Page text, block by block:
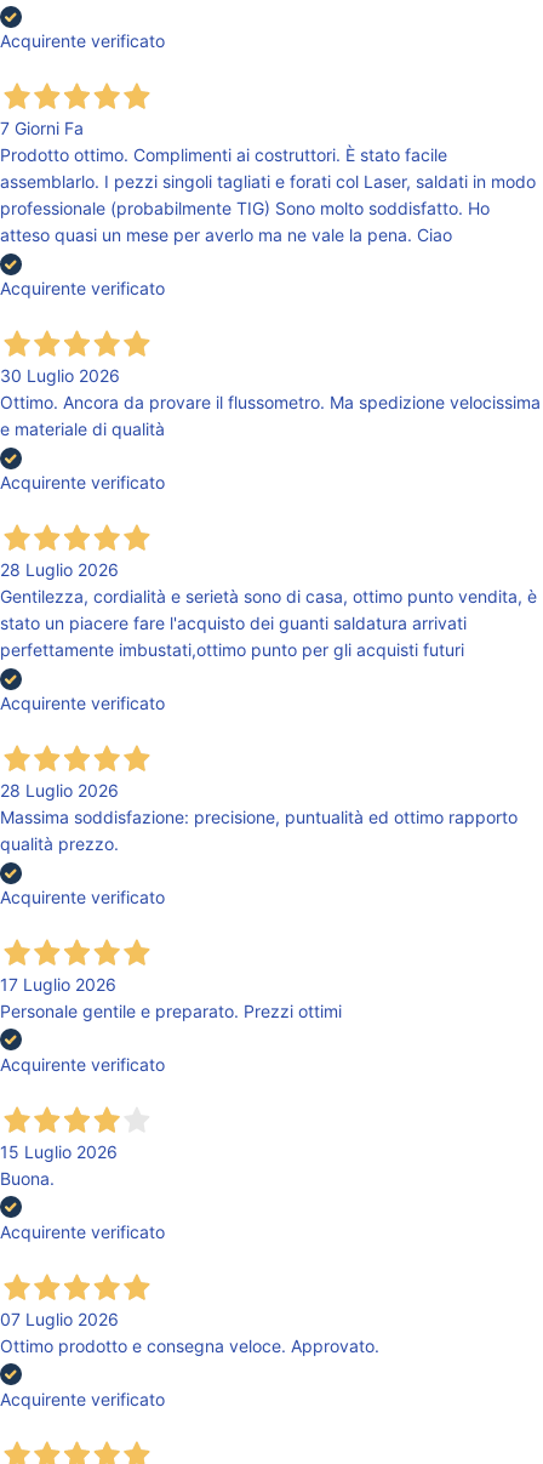
Acquirente verificato
7 Giorni Fa
Prodotto ottimo. Complimenti ai costruttori. È stato facile
assemblarlo. I pezzi singoli tagliati e forati col Laser, saldati in modo
professionale (probabilmente TIG) Sono molto soddisfatto. Ho
atteso quasi un mese per averlo ma ne vale la pena. Ciao
Acquirente verificato
30 Luglio 2026
Ottimo. Ancora da provare il flussometro. Ma spedizione velocissima
e materiale di qualità
Acquirente verificato
28 Luglio 2026
Gentilezza, cordialità e serietà sono di casa, ottimo punto vendita, è
stato un piacere fare l'acquisto dei guanti saldatura arrivati
perfettamente imbustati,ottimo punto per gli acquisti futuri
Acquirente verificato
28 Luglio 2026
Massima soddisfazione: precisione, puntualità ed ottimo rapporto
qualità prezzo.
Acquirente verificato
17 Luglio 2026
Personale gentile e preparato. Prezzi ottimi
Acquirente verificato
15 Luglio 2026
Buona.
Acquirente verificato
07 Luglio 2026
Ottimo prodotto e consegna veloce. Approvato.
Acquirente verificato